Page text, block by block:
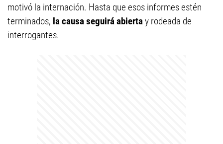
motivó la internación. Hasta que esos informes estén
terminados, la causa seguirá abiertay rodeada de
interrogantes.